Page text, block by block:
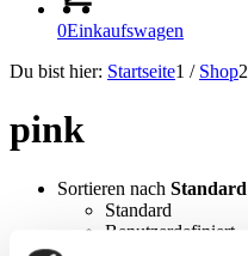
0Einkaufswagen
Du bist hier: Startseite1 / Shop2
pink
Sortieren nach Standard
Standard
Benutzerdefiniert